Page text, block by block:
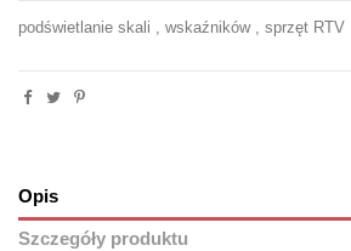
podświetlanie skali , wskaźników , sprzęt RTV
Opis
Szczegóły produktu